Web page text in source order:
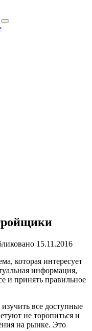
15.11.2016
которая интересует
информация,
и принять правильное
все доступные
не торопиться и
на рынке. Это